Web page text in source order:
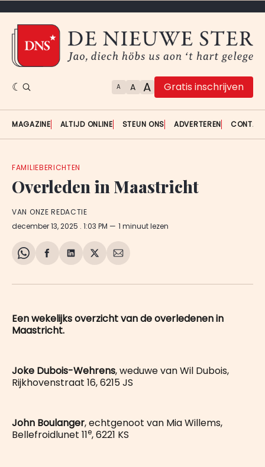
A A A Gratis inschrijven
MAGAZINE ALTIJD ONLINE STEUN ONS ADVERTEREN
FAMILIEBERICHTEN
Overleden in Maastricht
VAN ONZE REDACTIE
december 13, 2025 . 1:03 PM 1 minuut lezen
Share
WhatsApp
Delen
Facebook
Delen
LinkedIn
Share
X
Deel
E-
Een wekelijks overzicht van de overledenen in
Maastricht.
Joke Dubois-Wehrens, weduwe van Wil Dubois,
Rijkhovenstraat 16, 6215 JS
John Boulanger, echtgenoot van Mia Willems,
Bellefroidlunet 11e, 6221 KS